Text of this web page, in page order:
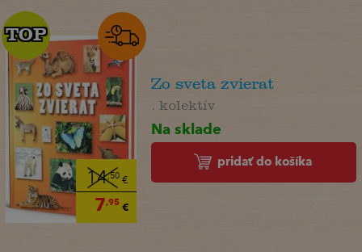
14,50€
7,95€
TOP
TOP
Zo sveta zvierat
. kolektív
Na sklade
pridať do košíka